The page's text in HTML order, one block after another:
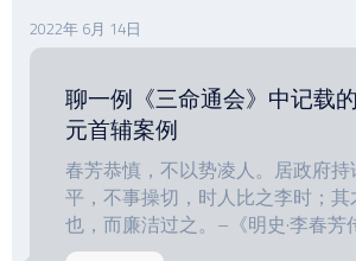
2022年 6月 14日
聊一例《三命通会》中记载
元首辅案例
春芳恭慎，不以势凌人。居政府持
平，不事操切，时人比之李时；其
也，而廉洁过之。–《明史·李春芳